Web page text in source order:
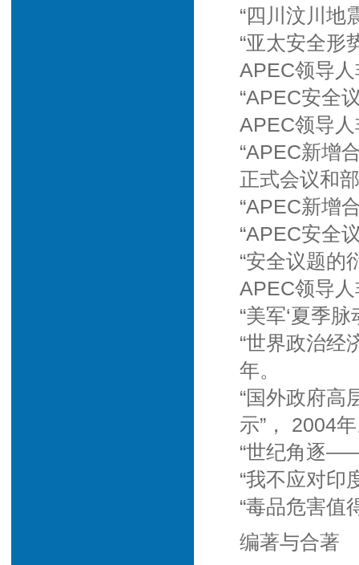
“四川汶川地
“亚太安全形
APEC领导
“APEC安全
APEC领导
“APEC新增
正式会议和
“APEC新增
“APEC安全
“安全议题
APEC领导
“美军‘夏季
“世界政治经
年。
“国外政府高
示”， 2004
“世纪角逐
“我不应对印
“毒品危害值
编著与合著